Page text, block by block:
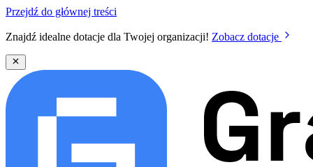
Przejdź do głównej treści
Znajdź idealne dotacje dla Twojej organizacji! Zobacz dotacje